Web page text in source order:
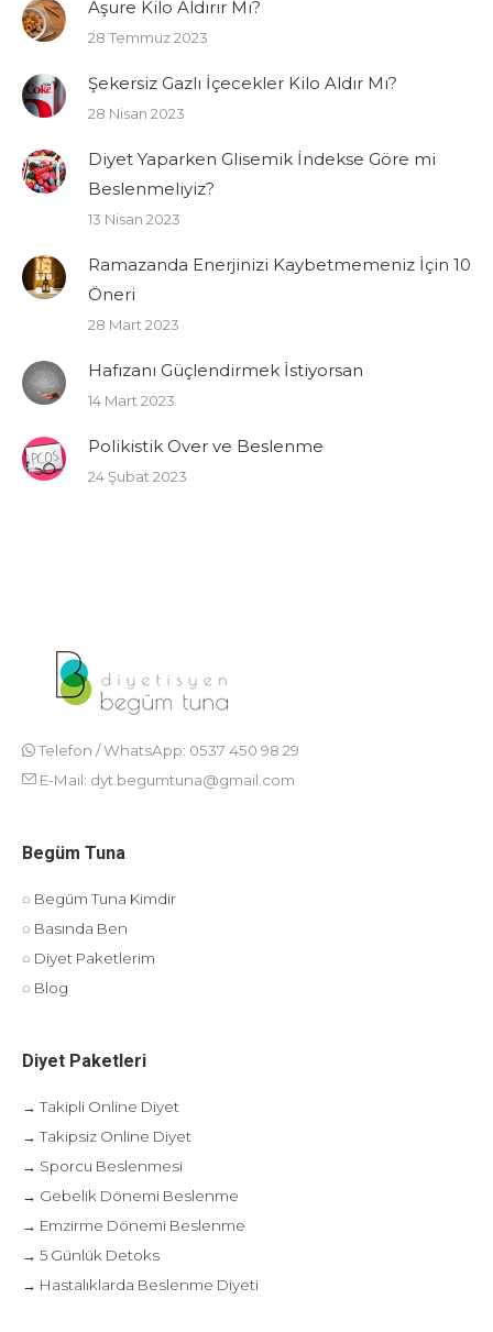
Aşure Kilo Aldırır Mı?
28 Temmuz 2023
Şekersiz Gazlı İçecekler Kilo Aldır Mı?
28 Nisan 2023
Diyet Yaparken Glisemik İndekse Göre mi
Beslenmeliyiz?
13 Nisan 2023
Ramazanda Enerjinizi Kaybetmemeniz İçin 10
Öneri
28 Mart 2023
Hafızanı Güçlendirmek İstiyorsan
14 Mart 2023
Polikistik Over ve Beslenme
24 Şubat 2023
Telefon / WhatsApp: 0537 450 98 29
E-Mail: dyt.begumtuna@gmail.com
Begüm Tuna
◌ Begüm Tuna Kimdir
◌ Basında Ben
◌ Diyet Paketlerim
◌ Blog
Diyet Paketleri
→ Takipli Online Diyet
→ Takipsiz Online Diyet
→ Sporcu Beslenmesi
→ Gebelik Dönemi Beslenme
→ Emzirme Dönemi Beslenme
→ 5 Günlük Detoks
→ Hastalıklarda Beslenme Diyeti